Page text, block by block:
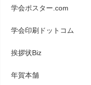
学会ポスター.com
学会印刷ドットコム
挨拶状Biz
年賀本舗